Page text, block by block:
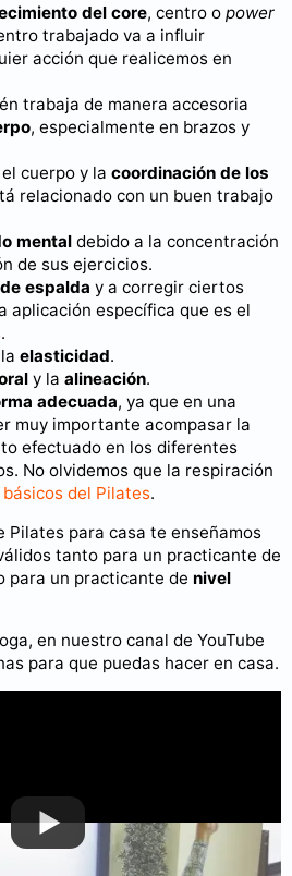
del core, centro o power
trabajado va a influir
acción que realicemos en
trabaja de manera accesoria
, especialmente en brazos y
cuerpo y la coordinación de los
relacionado con un buen trabajo
mental debido a la concentración
de sus ejercicios.
espalda y a corregir ciertos
aplicación específica que es el
.
elasticidad.
y la alineación.
adecuada, ya que en una
muy importante acompasar la
efectuado en los diferentes
No olvidemos que la respiración
del Pilates.
Pilates para casa te enseñamos
tanto para un practicante de
para un practicante de nivel
en nuestro canal de YouTube
para que puedas hacer en casa.